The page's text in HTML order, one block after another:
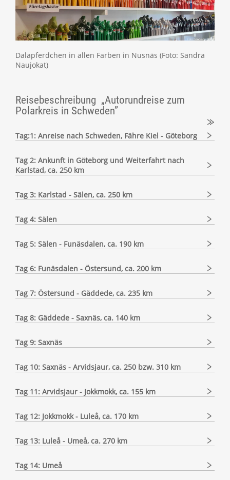
Dalapferdchen in allen Farben in Nusnäs (Foto: Sandra
Naujokat)
Reisebeschreibung „Autorundreise zum
Polarkreis in Schweden”
Tag:1: Anreise nach Schweden, Fähre Kiel - Göteborg
Tag 2: Ankunft in Göteborg und Weiterfahrt nach
Karlstad, ca. 250 km
Tag 3: Karlstad - Sälen, ca. 250 km
Tag 4: Sälen
Tag 5: Sälen - Funäsdalen, ca. 190 km
Tag 6: Funäsdalen - Östersund, ca. 200 km
Tag 7: Östersund - Gäddede, ca. 235 km
Tag 8: Gäddede - Saxnäs, ca. 140 km
Tag 9: Saxnäs
Tag 10: Saxnäs - Arvidsjaur, ca. 250 bzw. 310 km
Tag 11: Arvidsjaur - Jokkmokk, ca. 155 km
Tag 12: Jokkmokk - Luleå, ca. 170 km
Tag 13: Luleå - Umeå, ca. 270 km
Tag 14: Umeå